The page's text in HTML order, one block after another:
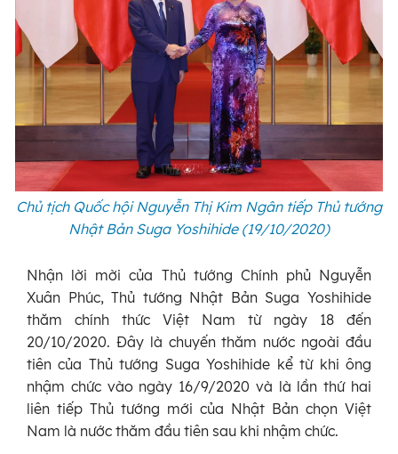
Chủ tịch Quốc hội Nguyễn Thị Kim Ngân tiếp Thủ tướng
Nhật Bản Suga Yoshihide (19/10/2020)
Nhận lời mời của Thủ tướng Chính phủ Nguyễn
Xuân Phúc, Thủ tướng Nhật Bản Suga Yoshihide
thăm chính thức Việt Nam từ ngày 18 đến
20/10/2020. Đây là chuyến thăm nước ngoài đầu
tiên của Thủ tướng Suga Yoshihide kể từ khi ông
nhậm chức vào ngày 16/9/2020 và là lần thứ hai
liên tiếp Thủ tướng mới của Nhật Bản chọn Việt
Nam là nước thăm đầu tiên sau khi nhậm chức.